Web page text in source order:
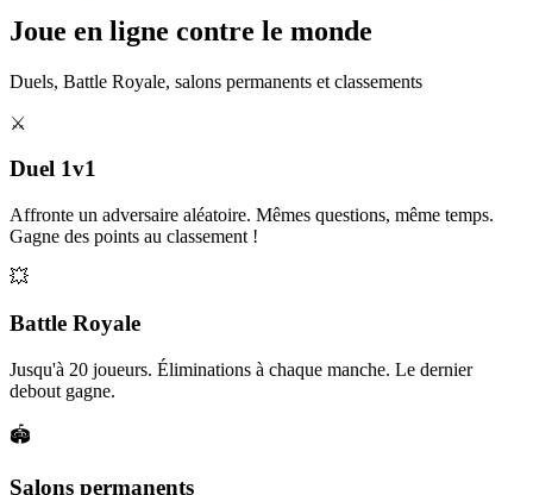
Joue en ligne contre le monde
Duels, Battle Royale, salons permanents et classements
⚔️
Duel 1v1
Affronte un adversaire aléatoire. Mêmes questions, même temps.
Gagne des points au classement !
💥
Battle Royale
Jusqu'à 20 joueurs. Éliminations à chaque manche. Le dernier
debout gagne.
🏟️
Salons permanents